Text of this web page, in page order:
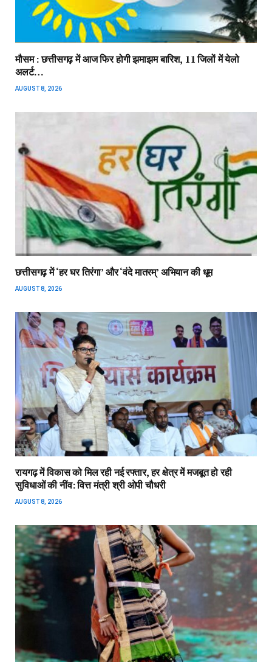
मौसम : छत्तीसगढ़ में आज फिर होगी झमाझम बारिश, 11 जिलों में येलो
अलर्ट…
AUGUST 8, 2026
छत्तीसगढ़ में ‘हर घर तिरंगा’ और ‘वंदे मातरम्’ अभियान की धूम
AUGUST 8, 2026
रायगढ़ में विकास को मिल रही नई रफ्तार, हर क्षेत्र में मजबूत हो रही
सुविधाओं की नींव: वित्त मंत्री श्री ओपी चौधरी
AUGUST 8, 2026